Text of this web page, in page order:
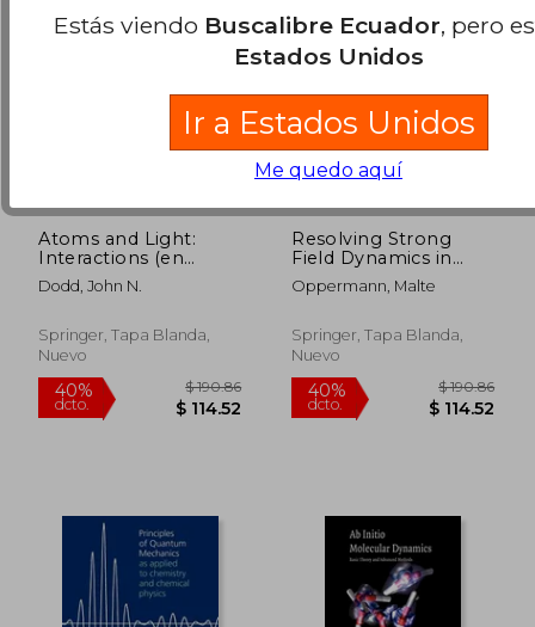
dcto. $ 168.52 dcto. $
Atoms and Light:
Interactions (en
Inglés)
Dodd, John N.
Springer, Tapa Blanda,
Nuevo
Resolving Strong
Field Dynamics in
Cation States of Co_2
Via Optimised
(en Inglés)
Oppermann, Malte
Springer, Tapa Blanda,
Nuevo
Estás viendo Buscalibre Ecuador, pero
Estados Unidos
Ir a Estados Unidos
Me quedo aquí